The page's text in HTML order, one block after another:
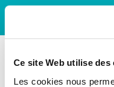
Ce site Web utilise des
Les cookies nous